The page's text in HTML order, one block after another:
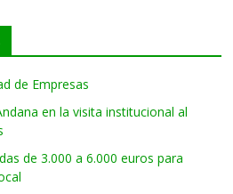
de Empresas
en la visita institucional al
de 3.000 a 6.000 euros para